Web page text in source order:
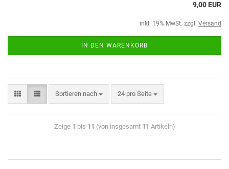
9,00 EUR
inkl. 19% MwSt. zzgl. Versand
IN DEN WARENKORB
Sortieren nach 24 pro Seite
Zeige 1 bis 11 (von insgesamt 11 Artikeln)